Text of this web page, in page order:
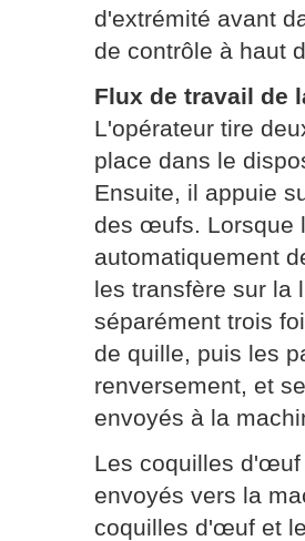
d'extrémité avant
de contrôle à haut
Flux de travail de
L'opérateur tire
place dans le
Ensuite, il appuie
des œufs. Lorsque
automatiquement
les transfère sur la
séparément trois
de quille, puis les
renversement, et
envoyés à la
Les coquilles d'œuf
envoyés vers la
coquilles d'œuf et